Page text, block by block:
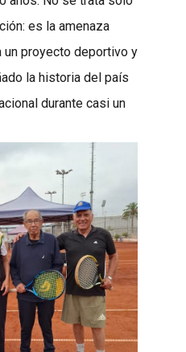
es la amenaza
un proyecto deportivo y
la historia del país
durante casi un